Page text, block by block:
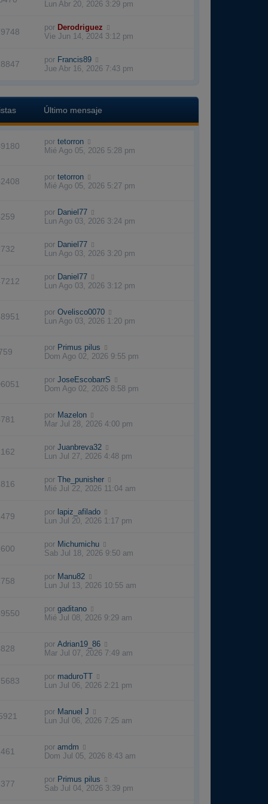
Lun Abr 20, 2026 3:29 pm
por Derodriguez
Vie Jun 14, 2024 3:12 pm
por Francis89
Jue Abr 16, 2026 7:43 pm
Último mensaje
por tetorron
Mié Ago 05, 2026 5:28 pm
por tetorron
Mié Ago 05, 2026 5:27 pm
por Daniel77
Lun Ago 03, 2026 3:24 pm
por Daniel77
Lun Ago 03, 2026 3:20 pm
por Daniel77
Lun Ago 03, 2026 3:12 pm
por Ovelisco0070
Lun Ago 03, 2026 1:20 pm
por Primus pilus
Dom Ago 02, 2026 9:55 pm
por JoseEscobarrS
Dom Ago 02, 2026 8:58 pm
por Mazelon
Mar Jul 28, 2026 4:00 pm
por Juanbreva32
Lun Jul 27, 2026 4:48 pm
por The_punisher
Mié Jul 22, 2026 11:04 am
por lapiz_afilado
Lun Jul 20, 2026 1:17 pm
por Michumichu
Sab Jul 18, 2026 9:50 am
por Manu82
Lun Jul 13, 2026 10:55 am
por gaditano
Mié Jul 08, 2026 9:29 am
por Adrian19_86
Mar Jul 07, 2026 7:49 am
por maduroTT
Lun Jul 06, 2026 2:21 pm
por Manuel J
Lun Jul 06, 2026 7:25 am
por amdm
Dom Jul 05, 2026 8:43 am
por Primus pilus
Sab Jul 04, 2026 3:39 pm